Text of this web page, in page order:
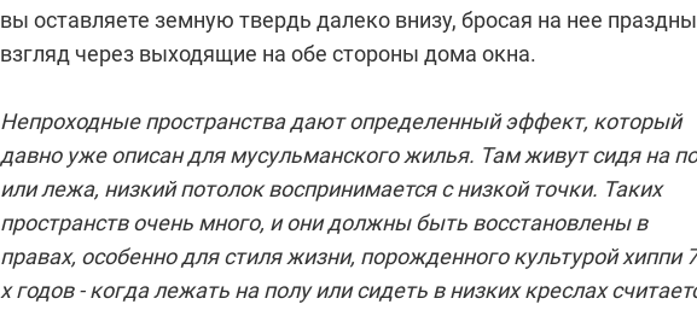
вы оставляете земную твердь далеко внизу, бросая на нее
взгляд через выходящие на обе стороны дома окна.
Непроходные пространства дают определенный эффект, который
давно уже описан для мусульманского жилья. Там живут сидя на
или лежа, низкий потолок воспринимается с низкой точки. Таких
пространств очень много, и они должны быть восстановлены в
правах, особенно для стиля жизни, порожденного культурой хиппи
х годов - когда лежать на полу или сидеть в низких креслах